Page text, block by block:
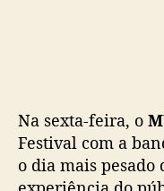
Na sexta-feira, o
Festival com a
o dia mais pesado